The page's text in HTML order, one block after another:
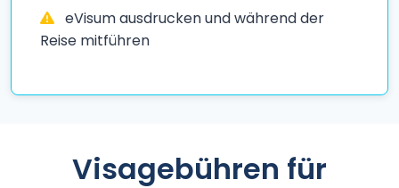
eVisum ausdrucken und während der
Reise mitführen
Visagebühren für